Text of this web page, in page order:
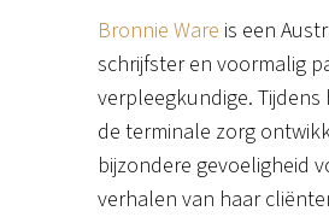
Bronnie Ware is een
schrijfster en voormalig
verpleegkundige. Tijdens
de terminale zorg
bijzondere gevoeligheid
verhalen van haar